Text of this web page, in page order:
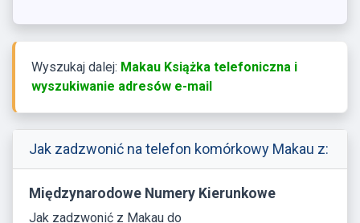
Wyszukaj dalej: Makau Książka telefoniczna i
wyszukiwanie adresów e-mail
Jak zadzwonić na telefon komórkowy Makau z:
Międzynarodowe Numery Kierunkowe
Jak zadzwonić z Makau do